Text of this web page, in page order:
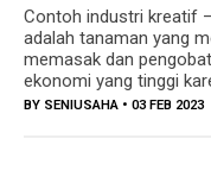
Contoh industri kreatif
adalah tanaman yang
memasak dan
ekonomi yang tinggi
BY SENIUSAHA • 03 FEB 2023